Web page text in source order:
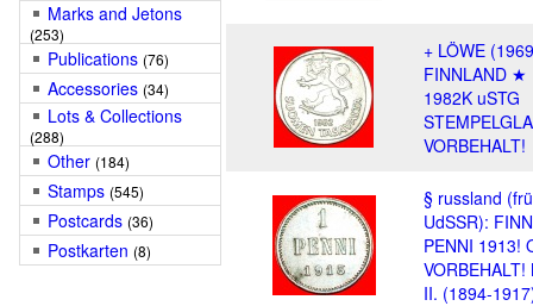
Marks and Jetons
(253)
Publications (76)
Accessories (34)
Lots & Collections
(288)
Other (184)
Stamps (545)
Postcards (36)
Postkarten (8)
+ LÖWE
FINNLAND ★
1982K uSTG
VORBEHALT!
§ russland
UdSSR):
PENNI 1913!
VORBEHALT!
II. (1894-